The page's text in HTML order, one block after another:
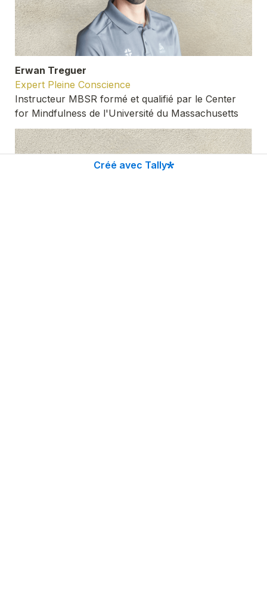
Expert Pleine Conscience
Instructeur MBSR formé et qualifié par le Center
for Mindfulness de l'Université du Massachusetts
Créé avec Tally